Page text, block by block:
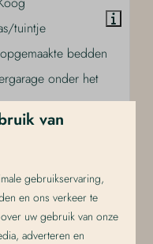
tuintje
bedden
onder het
van
gebruikservaring,
en ons verkeer te
uw gebruik van onze
adverteren en